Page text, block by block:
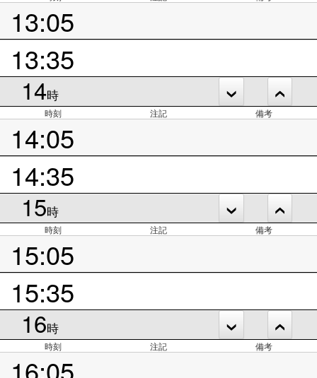
13:05
13:35
14時
時刻 注記 備考
14:05
14:35
15時
時刻 注記 備考
15:05
15:35
16時
時刻 注記 備考
16:05